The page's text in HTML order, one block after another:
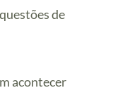
de
acontecer